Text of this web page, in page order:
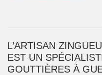
L’ARTISAN
EST UN
GOUTTIÈRES À